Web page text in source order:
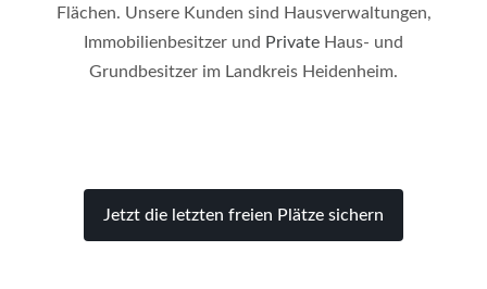
Flächen. Unsere Kunden sind Hausverwaltungen,
Immobilienbesitzer und Private Haus- und
Grundbesitzer im Landkreis Heidenheim.
Jetzt die letzten freien Plätze sichern